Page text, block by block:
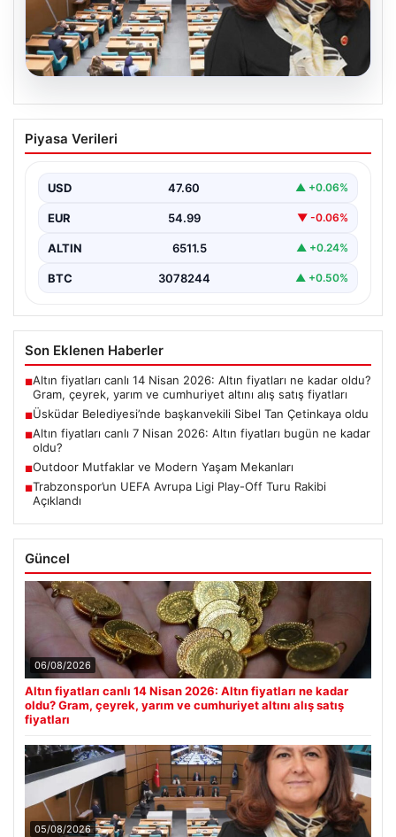
Üsküdar Belediyesi’nde başkanvekili
Sibel Tan Çetinkaya oldu
Piyasa Verileri
USD 47.60 ▲ +0.06%
EUR 54.99 ▼ -0.06%
ALTIN 6511.5 ▲ +0.24%
BTC 3078244 ▲ +0.50%
Son Eklenen Haberler
■Altın fiyatları canlı 14 Nisan 2026: Altın fiyatları ne kadar oldu?
Gram, çeyrek, yarım ve cumhuriyet altını alış satış fiyatları
■Üsküdar Belediyesi’nde başkanvekili Sibel Tan Çetinkaya oldu
■Altın fiyatları canlı 7 Nisan 2026: Altın fiyatları bugün ne kadar
oldu?
■Outdoor Mutfaklar ve Modern Yaşam Mekanları
■Trabzonspor’un UEFA Avrupa Ligi Play-Off Turu Rakibi
Açıklandı
Güncel
06/08/2026
Altın fiyatları canlı 14 Nisan 2026: Altın fiyatları ne kadar
oldu? Gram, çeyrek, yarım ve cumhuriyet altını alış satış
fiyatları
05/08/2026